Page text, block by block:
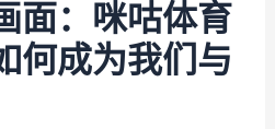
面：咪咕体育
何成为我们与